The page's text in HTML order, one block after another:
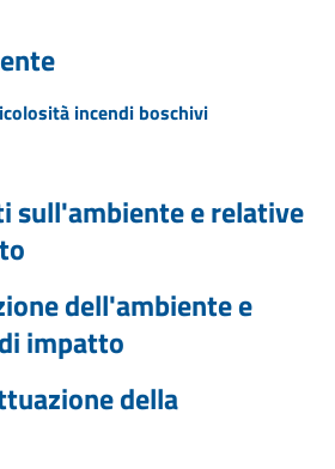
incendi boschivi
sull'ambiente e relative
dell'ambiente e
impatto
della